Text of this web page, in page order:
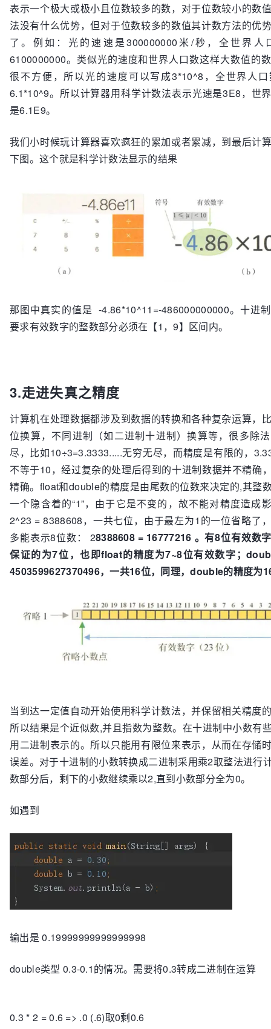
表示一个极大或极小且位数较多的数，对于位数较小的数
法没有什么优势，但对于位数较多的数值其计数方法的优
了。例如：光的速速是300000000米/秒，全世界人
6100000000。类似光的速度和世界人口数这样大数值的
很不方便，所以光的速度可以写成3*10^8，全世界人
6.1*10^9。所以计算器用科学计数法表示光速是3E8，世
是6.1E9。
我们小时候玩计算器喜欢疯狂的累加或者累减，到最后计
下图。这个就是科学计数法显示的结果
那图中真实的值是 -4.86*10^11=-486000000000。十进
要求有效数字的整数部分必须在【1，9】区间内。
3.走进失真之精度
计算机在处理数据都涉及到数据的转换和各种复杂运算，
位换算，不同进制（如二进制十进制）换算等，很多除
尽，比如10÷3=3.3333.....无穷无尽，而精度是有限的，
不等于10，经过复杂的处理后得到的十进制数据并不精确
精确。float和double的精度是由尾数的位数来决定的,其整
一个隐含着的“1”，由于它是不变的，故不能对精度造成
2^23 = 8388608，一共七位，由于最左为1的一位省略了
多能表示8位数： 28388608 = 16777216 。有8位有效数
保证的为7位，也即float的精度为7~8位有效数字 ；
4503599627370496，一共16位，同理，double的精度为
当到达一定值自动开始使用科学计数法，并保留相关精度
所以结果是个近似数,并且指数为整数。在十进制中小数有
用二进制表示的。所以只能用有限位来表示，从而在存储
误差。对于十进制的小数转换成二进制采用乘2取整法进行
数部分后，剩下的小数继续乘以2,直到小数部分全为0。
如遇到
输出是 0.19999999999999998
double类型 0.3-0.1的情况。需要将0.3转成二进制在运算
0.3 * 2 = 0.6 => .0 (.6)取0剩0.6